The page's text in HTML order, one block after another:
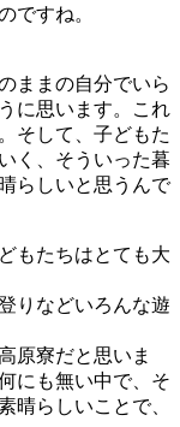
ですね。
ままの自分でいら
に思います。これ
そして、子どもた
く、そういった暮
らしいと思うんで
もたちはとても大
りなどいろんな遊
原寮だと思いま
にも無い中で、そ
晴らしいことで、